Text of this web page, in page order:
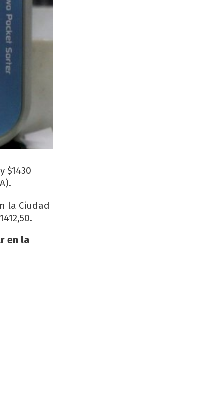
$1430
la Ciudad
en la